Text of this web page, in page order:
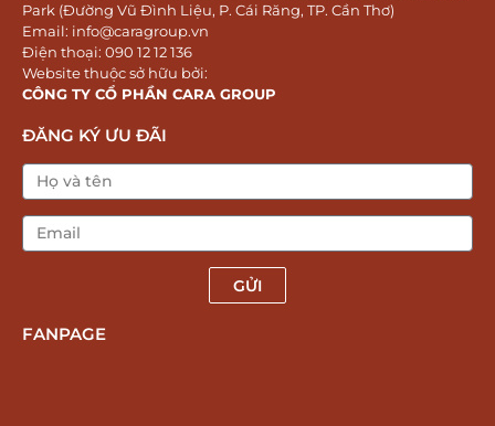
Park (Đường Vũ Đình Liệu, P. Cái Răng, TP. Cần Thơ)
Email: info@caragroup.vn
Điện thoại: 090 12 12 136
Website thuộc sở hữu bởi:
CÔNG TY CỔ PHẦN CARA GROUP
ĐĂNG KÝ ƯU ĐÃI
GỬI
FANPAGE